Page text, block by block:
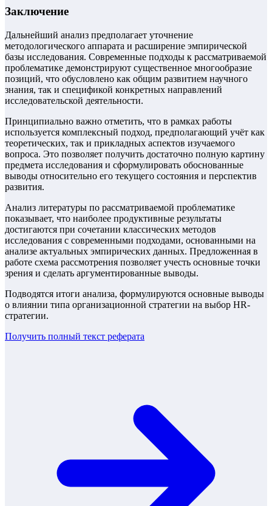
Заключение
Дальнейший анализ предполагает уточнение
методологического аппарата и расширение эмпирической
базы исследования. Современные подходы к рассматриваемой
проблематике демонстрируют существенное многообразие
позиций, что обусловлено как общим развитием научного
знания, так и спецификой конкретных направлений
исследовательской деятельности.
Принципиально важно отметить, что в рамках работы
используется комплексный подход, предполагающий учёт как
теоретических, так и прикладных аспектов изучаемого
вопроса. Это позволяет получить достаточно полную картину
предмета исследования и сформулировать обоснованные
выводы относительно его текущего состояния и перспектив
развития.
Анализ литературы по рассматриваемой проблематике
показывает, что наиболее продуктивные результаты
достигаются при сочетании классических методов
исследования с современными подходами, основанными на
анализе актуальных эмпирических данных. Предложенная в
работе схема рассмотрения позволяет учесть основные точки
зрения и сделать аргументированные выводы.
Подводятся итоги анализа, формулируются основные выводы
о влиянии типа организационной стратегии на выбор HR-
стратегии.
Получить полный текст реферата